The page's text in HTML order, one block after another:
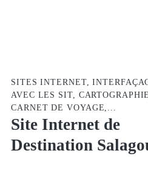
SITES INTERNET, INTERFAÇAGE
AVEC LES SIT, CARTOGRAPHIE,
CARNET DE VOYAGE,...